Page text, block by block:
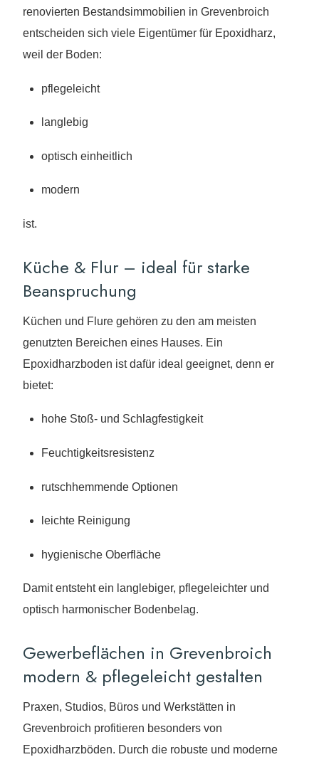
renovierten Bestandsimmobilien in Grevenbroich
entscheiden sich viele Eigentümer für Epoxidharz,
weil der Boden:
pflegeleicht
langlebig
optisch einheitlich
modern
ist.
Küche & Flur – ideal für starke
Beanspruchung
Küchen und Flure gehören zu den am meisten
genutzten Bereichen eines Hauses. Ein
Epoxidharzboden ist dafür ideal geeignet, denn er
bietet:
hohe Stoß- und Schlagfestigkeit
Feuchtigkeitsresistenz
rutschhemmende Optionen
leichte Reinigung
hygienische Oberfläche
Damit entsteht ein langlebiger, pflegeleichter und
optisch harmonischer Bodenbelag.
Gewerbeflächen in Grevenbroich
modern & pflegeleicht gestalten
Praxen, Studios, Büros und Werkstätten in
Grevenbroich profitieren besonders von
Epoxidharzböden. Durch die robuste und moderne